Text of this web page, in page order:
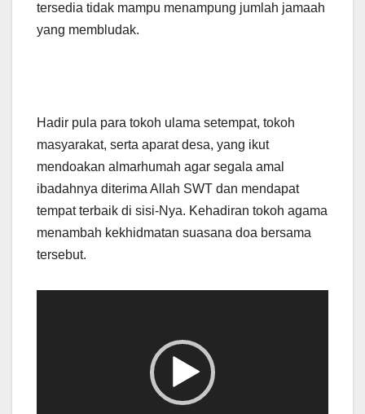
tersedia tidak mampu menampung jumlah jamaah
yang membludak.
Hadir pula para tokoh ulama setempat, tokoh
masyarakat, serta aparat desa, yang ikut
mendoakan almarhumah agar segala amal
ibadahnya diterima Allah SWT dan mendapat
tempat terbaik di sisi-Nya. Kehadiran tokoh agama
menambah kekhidmatan suasana doa bersama
tersebut.